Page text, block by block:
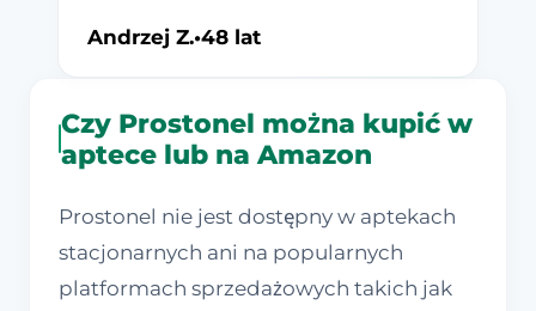
Andrzej Z.•48 lat
Czy Prostonel można kupić w
aptece lub na Amazon
Prostonel nie jest dostępny w aptekach
stacjonarnych ani na popularnych
platformach sprzedażowych takich jak